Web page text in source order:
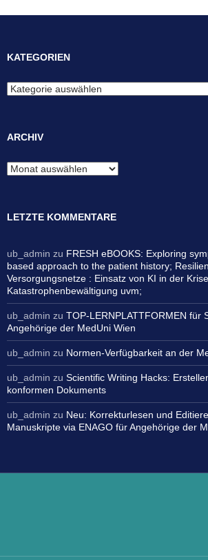
KATEGORIEN
Kategorien
ARCHIV
Archiv
LETZTE KOMMENTARE
ub_admin zu FRESH eBOOKS: Exploring
based approach to the patient history;
Versorgungsnetze : Einsatz von KI in der
Katastrophenbewältigung uvm;
ub_admin zu TOP-LERNPLATTFORMEN für
Angehörige der MedUni Wien
ub_admin zu Normen-Verfügbarkeit an der
ub_admin zu Scientific Writing Hacks:
konformen Dokuments
ub_admin zu Neu: Korrekturlesen und
Manuskripte via ENAGO für Angehörige der